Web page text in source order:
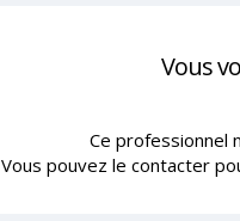
Vous
Ce professionnel
Vous pouvez le contacter